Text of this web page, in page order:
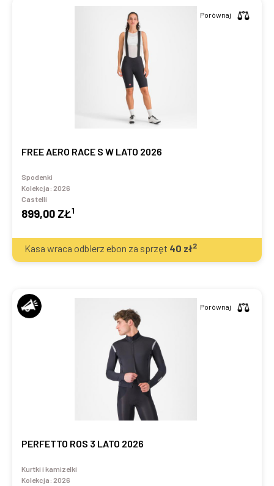
FREE AERO RACE S W LATO 2026
Spodenki
Kolekcja: 2026
Castelli
899,00 ZŁ1
Porównaj
Kasa wraca odbierz ebon za sprzęt 40 zł2
PERFETTO ROS 3 LATO 2026
Kurtki i kamizelki
Kolekcja: 2026
Porównaj